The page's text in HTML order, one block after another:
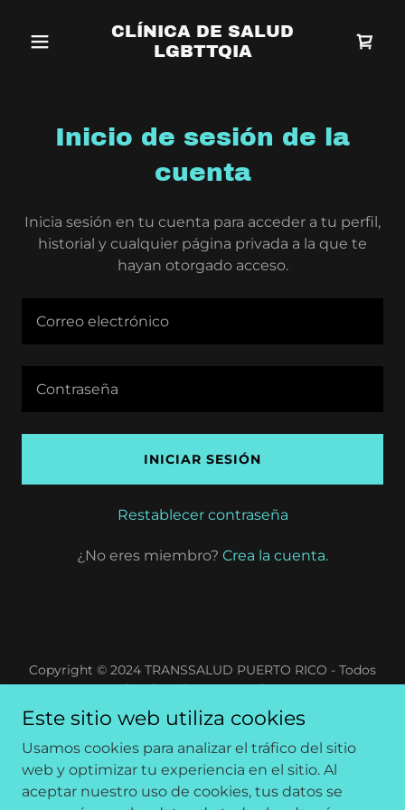
CLÍNICA DE SALUD
LGBTTQIA
Inicio de sesión de la
cuenta
Inicia sesión en tu cuenta para acceder a tu perfil,
historial y cualquier página privada a la que te
hayan otorgado acceso.
INICIAR SESIÓN
Restablecer contraseña
¿No eres miembro? Crea la cuenta.
Copyright © 2024 TRANSSALUD PUERTO RICO - Todos
los derechos reservados.
Con tecnología de
GoDaddy
VIH & PREP.
PRUEBA DE VIH GRATIS
Este sitio web utiliza cookies
Usamos cookies para analizar el tráfico del sitio
web y optimizar tu experiencia en el sitio. Al
aceptar nuestro uso de cookies, tus datos se